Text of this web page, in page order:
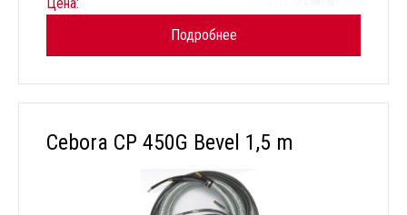
Цена:
Подробнее
Cebora CP 450G Bevel 1,5 m